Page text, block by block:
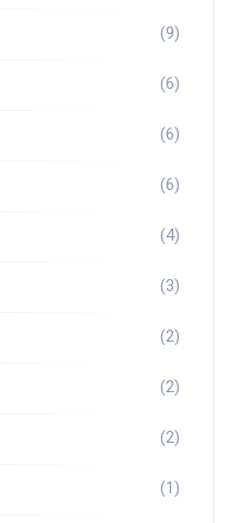
(9)
(6)
(6)
(6)
(4)
(3)
(2)
(2)
(2)
(1)